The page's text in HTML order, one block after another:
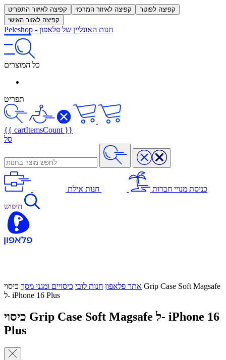
קפיצה לאיזור התפריט קפיצה לאיזור המרכזי
קפיצה לפוטר
קפיצה לאזור האישי
Peleshop - חנות האונליין של פלאפון
כל המוצרים
תפריט
{{ cartItemsCount }}
סל
כניסת מנויי חברות חנות אילת
חיפוש
אתר פלאפון חנות לובי כיסויים ומגני מסך כיסוי Grip Case Soft Magsafe
ל- iPhone 16 Plus
כיסוי Grip Case Soft Magsafe ל- iPhone 16
Plus